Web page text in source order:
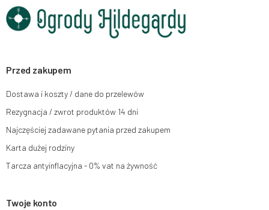
chwili rezygnacji z subskrypcji.
Przysługuje Ci prawo do żądania dostępu do swoich danych osobowych,
ich sprostowania, usunięcia, ograniczenia przetwarzania, wniesienia
momencie bez wpływu na zgodność z prawem przetwarzania, którego
dokonano na podstawie zgody przed jej cofnięciem. W tym celu możesz
e-mail lub pisemnie na adres siedziby.
Więcej informacji:www.mouton.pl/ODO
Przed zakupem
Dostawa i koszty / dane do przelewów
Rezygnacja / zwrot produktów 14 dni
Najczęściej zadawane pytania przed zakupem
Karta dużej rodziny
Tarcza antyinflacyjna - 0% vat na żywność
Twoje konto